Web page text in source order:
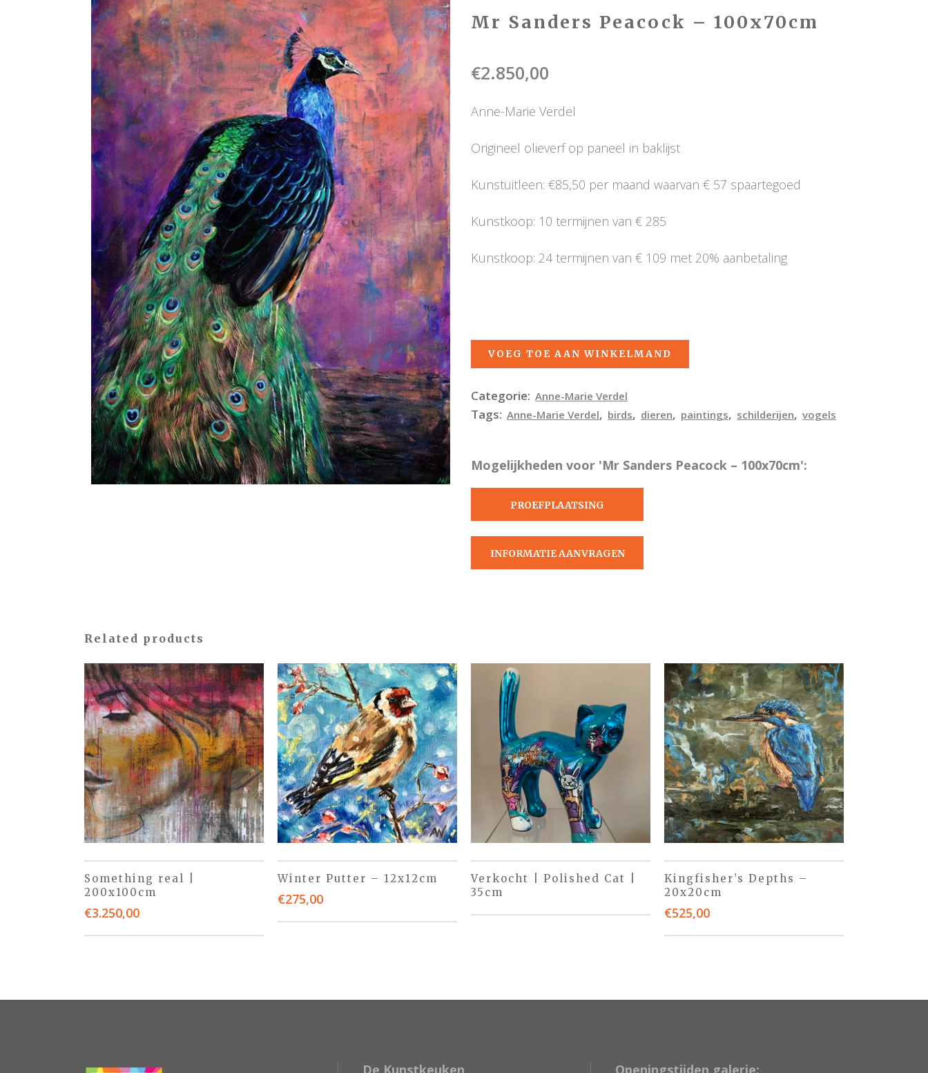
Mr Sanders Peacock – 100x70cm
€2.850,00
Anne-Marie Verdel
Origineel olieverf op paneel in baklijst
Kunstuitleen: €85,50 per maand waarvan € 57 spaartegoed
Kunstkoop: 10 termijnen van € 285
Kunstkoop: 24 termijnen van € 109 met 20% aanbetaling
VOEG TOE AAN WINKELMAND
Categorie: Anne-Marie Verdel
Tags: Anne-Marie Verdel, birds, dieren, paintings, schilderijen, vogels
Mogelijkheden voor 'Mr Sanders Peacock – 100x70cm':
PROEFPLAATSING
INFORMATIE AANVRAGEN
Related products
Something real |
200x100cm
€3.250,00
Winter Putter – 12x12cm
€275,00
Verkocht | Polished Cat |
35cm
Kingfisher’s Depths –
20x20cm
€525,00
De Kunstkeuken Openingstijden galerie: